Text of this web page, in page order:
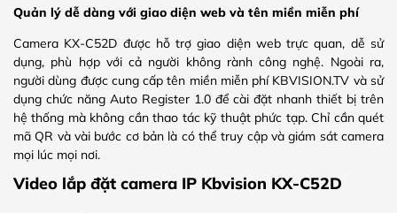
Quản lý dễ dàng với giao diện web và tên miền miễn phí
Camera KX-C52D được hỗ trợ giao diện web trực quan, dễ sử
dụng, phù hợp với cả người không rành công nghệ. Ngoài ra,
người dùng được cung cấp tên miền miễn phí KBVISION.TV và sử
dụng chức năng Auto Register 1.0 để cài đặt nhanh thiết bị trên
hệ thống mà không cần thao tác kỹ thuật phức tạp. Chỉ cần quét
mã QR và vài bước cơ bản là có thể truy cập và giám sát camera
mọi lúc mọi nơi.
Video lắp đặt camera IP Kbvision KX-C52D